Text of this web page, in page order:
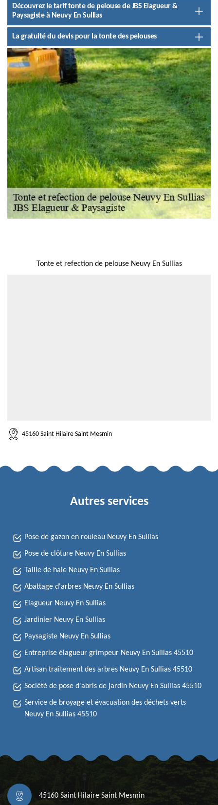
Découvrez le tarif tonte de pelouse de JBS Elagueur &
Paysagiste à Neuvy En Sullias
La gratuité du devis pour la tonte des pelouses
Tonte et refection de pelouse Neuvy En Sullias
45160 Saint Hilaire Saint Mesmin
Autres services
Pose de gazon en rouleau Neuvy En Sullias
Pose de clôture Neuvy En Sullias
Taille de haie Neuvy En Sullias
Abattage d'arbres Neuvy En Sullias
Elagueur Neuvy En Sullias
Jardinier Neuvy En Sullias
Paysagiste Neuvy En Sullias
Entreprise élagueur grimpeur Neuvy En Sullias 45510
Artisan traitement des arbres Neuvy En Sullias 45510
Société de pose d'abris de jardin Neuvy En Sullias 45510
Service de broyage et évacuation des déchets verts
Neuvy En Sullias 45510
45160 Saint Hilaire Saint Mesmin